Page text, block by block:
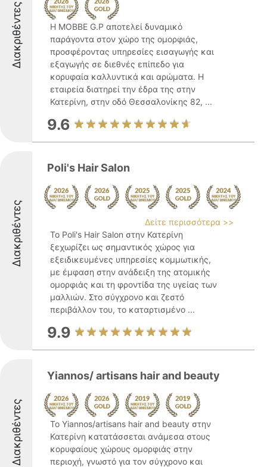
Διακριθέντες
Η MOBBE G.P αποτελεί δυναμικό
παράγοντα στον χώρο της ομορφιάς,
προσφέροντας υπηρεσίες εισαγωγής και
εξαγωγής σε διεθνές επίπεδο για
κορυφαία καλλυντικά και αρώματα. Η
εταιρεία διατηρεί την έδρα της στην
Κατερίνη, στην οδό Θεσσαλονίκης 82, ...
9.6
Διακριθέντες
Poli's Hair Salon
Δείτε περισσότερα >>
Το Poli's Hair Salon στην Κατερίνη
ξεχωρίζει ως σημαντικός χώρος για
εξειδικευμένες υπηρεσίες κομμωτικής,
με έμφαση στην ανάδειξη της ατομικής
ομορφιάς και τη φροντίδα της υγείας των
μαλλιών. Στο σύγχρονο και ζεστό
περιβάλλον του, το καταρτισμένο ...
9.9
Διακριθέντες
Yiannos/ artisans hair and beauty
Το Yiannos/artisans hair and beauty στην
Κατερίνη κατατάσσεται ανάμεσα στους
κορυφαίους χώρους ομορφιάς στην
περιοχή, γνωστό για τον σύγχρονο και